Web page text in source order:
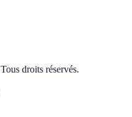
Tous droits réservés.